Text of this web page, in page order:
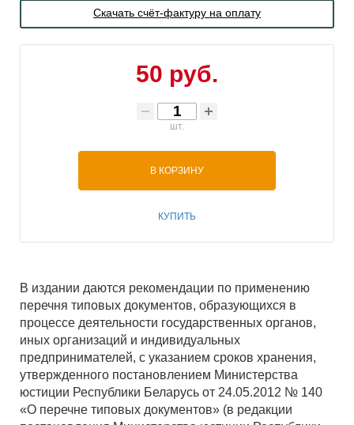
Скачать счёт-фактуру на оплату
50 руб.
шт.
В КОРЗИНУ
КУПИТЬ
В издании даются рекомендации по применению
перечня типовых документов, образующихся в
процессе деятельности государственных органов,
иных организаций и индивидуальных
предпринимателей, с указанием сроков хранения,
утвержденного постановлением Министерства
юстиции Республики Беларусь от 24.05.2012 № 140
«О перечне типовых документов» (в редакции